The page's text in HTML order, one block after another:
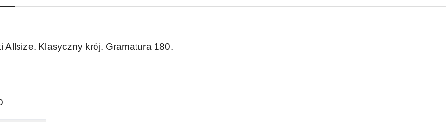
Allsize. Klasyczny krój. Gramatura 180.